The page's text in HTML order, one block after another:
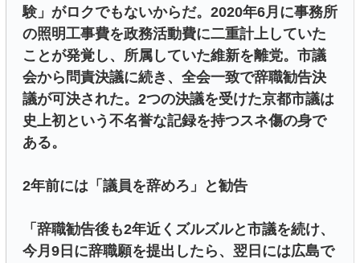
験」がロクでもないからだ。2020年6月に事務所
の照明工事費を政務活動費に二重計上していた
ことが発覚し、所属していた維新を離党。市議
会から問責決議に続き、全会一致で辞職勧告決
議が可決された。2つの決議を受けた京都市議は
史上初という不名誉な記録を持つスネ傷の身で
ある。
2年前には「議員を辞めろ」と勧告
「辞職勧告後も2年近くズルズルと市議を続け、
今月9日に辞職願を提出したら、翌日には広島で